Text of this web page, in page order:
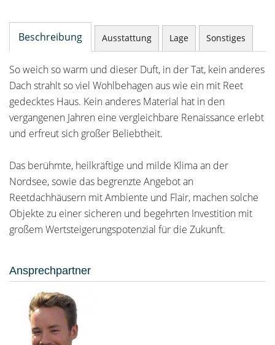
Beschreibung Ausstattung Lage Sonstiges
So weich so warm und dieser Duft, in der Tat, kein anderes
Dach strahlt so viel Wohlbehagen aus wie ein mit Reet
gedecktes Haus. Kein anderes Material hat in den
vergangenen Jahren eine vergleichbare Renaissance erlebt
und erfreut sich großer Beliebtheit.
Das berühmte, heilkräftige und milde Klima an der
Nordsee, sowie das begrenzte Angebot an
Reetdachhäusern mit Ambiente und Flair, machen solche
Objekte zu einer sicheren und begehrten Investition mit
großem Wertsteigerungspotenzial für die Zukunft.
Ansprechpartner